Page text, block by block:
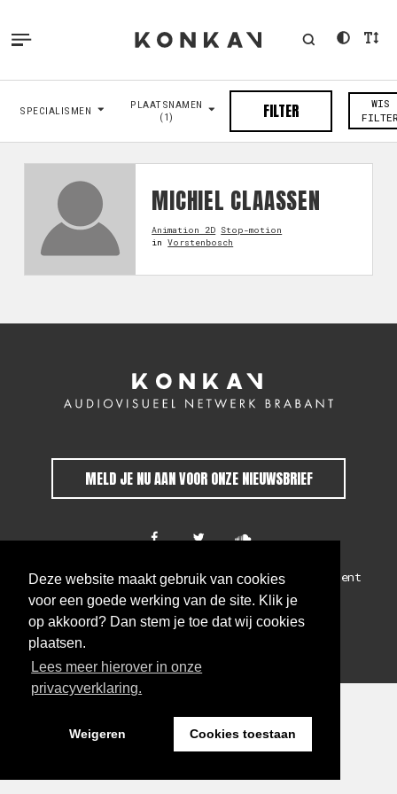
Deze website maakt gebruik van cookies
voor een goede werking van de site. Klik je
op akkoord? Dan stem je toe dat wij cookies
plaatsen.
Lees meer hierover in onze
privacyverklaring.
Weigeren Cookies toestaan
SPECIALISMEN
PLAATSNAMEN
(1)
FILTER
WIS
MICHIEL CLAASSEN
Animation 2D Stop-motion
inVorstenbosch
MELD JE NU AAN VOOR ONZE NIEUWSBRIEF
Colofon Algemene voorwaarden Privacy statement
WEBSITE BY THE CRE8ION.LAB